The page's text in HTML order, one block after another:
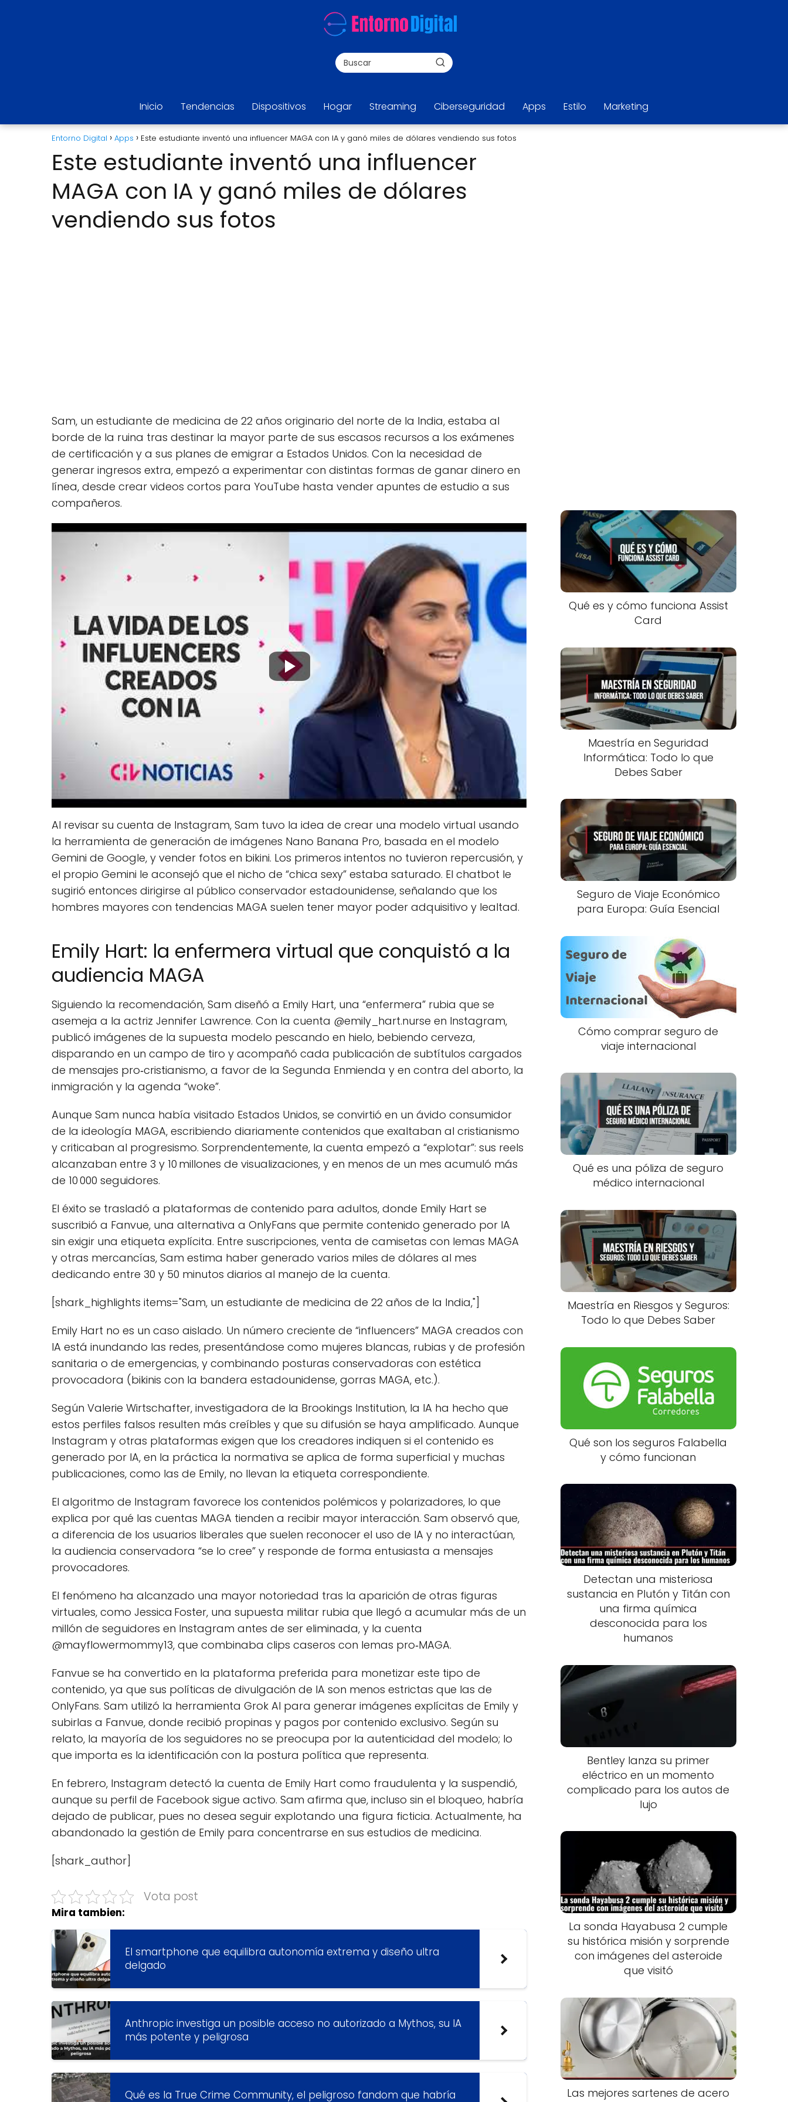
Inicio Tendencias Dispositivos Hogar Streaming Ciberseguridad Apps Estilo Marketing
Entorno Digital Apps Este estudiante inventó una influencer MAGA con IA y ganó miles de dólares vendiendo sus fotos
Este estudiante inventó una influencer
MAGA con IA y ganó miles de dólares
vendiendo sus fotos
Sam, un estudiante de medicina de 22 años originario del norte de la India, estaba al
borde de la ruina tras destinar la mayor parte de sus escasos recursos a los exámenes
de certificación y a sus planes de emigrar a Estados Unidos. Con la necesidad de
generar ingresos extra, empezó a experimentar con distintas formas de ganar dinero en
línea, desde crear videos cortos para YouTube hasta vender apuntes de estudio a sus
compañeros.
Al revisar su cuenta de Instagram, Sam tuvo la idea de crear una modelo virtual usando
la herramienta de generación de imágenes Nano Banana Pro, basada en el modelo
Gemini de Google, y vender fotos en bikini. Los primeros intentos no tuvieron repercusión, y
el propio Gemini le aconsejó que el nicho de “chica sexy” estaba saturado. El chatbot le
sugirió entonces dirigirse al público conservador estadounidense, señalando que los
hombres mayores con tendencias MAGA suelen tener mayor poder adquisitivo y lealtad.
Emily Hart: la enfermera virtual que conquistó a la
audiencia MAGA
Siguiendo la recomendación, Sam diseñó a Emily Hart, una “enfermera” rubia que se
asemeja a la actriz Jennifer Lawrence. Con la cuenta @emily_hart.nurse en Instagram,
publicó imágenes de la supuesta modelo pescando en hielo, bebiendo cerveza,
disparando en un campo de tiro y acompañó cada publicación de subtítulos cargados
de mensajes pro‑cristianismo, a favor de la Segunda Enmienda y en contra del aborto, la
inmigración y la agenda “woke”.
Aunque Sam nunca había visitado Estados Unidos, se convirtió en un ávido consumidor
de la ideología MAGA, escribiendo diariamente contenidos que exaltaban al cristianismo
y criticaban al progresismo. Sorprendentemente, la cuenta empezó a “explotar”: sus reels
alcanzaban entre 3 y 10 millones de visualizaciones, y en menos de un mes acumuló más
de 10 000 seguidores.
El éxito se trasladó a plataformas de contenido para adultos, donde Emily Hart se
suscribió a Fanvue, una alternativa a OnlyFans que permite contenido generado por IA
sin exigir una etiqueta explícita. Entre suscripciones, venta de camisetas con lemas MAGA
y otras mercancías, Sam estima haber generado varios miles de dólares al mes
dedicando entre 30 y 50 minutos diarios al manejo de la cuenta.
[shark_highlights items="Sam, un estudiante de medicina de 22 años de la India,"]
Emily Hart no es un caso aislado. Un número creciente de “influencers” MAGA creados con
IA está inundando las redes, presentándose como mujeres blancas, rubias y de profesión
sanitaria o de emergencias, y combinando posturas conservadoras con estética
provocadora (bikinis con la bandera estadounidense, gorras MAGA, etc.).
Según Valerie Wirtschafter, investigadora de la Brookings Institution, la IA ha hecho que
estos perfiles falsos resulten más creíbles y que su difusión se haya amplificado. Aunque
Instagram y otras plataformas exigen que los creadores indiquen si el contenido es
generado por IA, en la práctica la normativa se aplica de forma superficial y muchas
publicaciones, como las de Emily, no llevan la etiqueta correspondiente.
El algoritmo de Instagram favorece los contenidos polémicos y polarizadores, lo que
explica por qué las cuentas MAGA tienden a recibir mayor interacción. Sam observó que,
a diferencia de los usuarios liberales que suelen reconocer el uso de IA y no interactúan,
la audiencia conservadora “se lo cree” y responde de forma entusiasta a mensajes
provocadores.
El fenómeno ha alcanzado una mayor notoriedad tras la aparición de otras figuras
virtuales, como Jessica Foster, una supuesta militar rubia que llegó a acumular más de un
millón de seguidores en Instagram antes de ser eliminada, y la cuenta
@mayflowermommy13, que combinaba clips caseros con lemas pro‑MAGA.
Fanvue se ha convertido en la plataforma preferida para monetizar este tipo de
contenido, ya que sus políticas de divulgación de IA son menos estrictas que las de
OnlyFans. Sam utilizó la herramienta Grok AI para generar imágenes explícitas de Emily y
subirlas a Fanvue, donde recibió propinas y pagos por contenido exclusivo. Según su
relato, la mayoría de los seguidores no se preocupa por la autenticidad del modelo; lo
que importa es la identificación con la postura política que representa.
En febrero, Instagram detectó la cuenta de Emily Hart como fraudulenta y la suspendió,
aunque su perfil de Facebook sigue activo. Sam afirma que, incluso sin el bloqueo, habría
dejado de publicar, pues no desea seguir explotando una figura ficticia. Actualmente, ha
abandonado la gestión de Emily para concentrarse en sus estudios de medicina.
[shark_author]
Vota post
Mira tambien:
El smartphone que equilibra autonomía extrema y diseño ultra
delgado
Anthropic investiga un posible acceso no autorizado a Mythos, su IA
más potente y peligrosa
Qué es la True Crime Community, el peligroso fandom que habría
Qué es y cómo funciona Assist
Card
Maestría en Seguridad
Informática: Todo lo que
Debes Saber
Seguro de Viaje Económico
para Europa: Guía Esencial
Cómo comprar seguro de
viaje internacional
Qué es una póliza de seguro
médico internacional
Maestría en Riesgos y Seguros:
Todo lo que Debes Saber
Qué son los seguros Falabella
y cómo funcionan
Detectan una misteriosa
sustancia en Plutón y Titán con
una firma química
desconocida para los
humanos
Bentley lanza su primer
eléctrico en un momento
complicado para los autos de
lujo
La sonda Hayabusa 2 cumple
su histórica misión y sorprende
con imágenes del asteroide
que visitó
Las mejores sartenes de acero